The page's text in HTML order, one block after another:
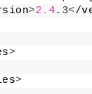
>2.4. 3</
>
>